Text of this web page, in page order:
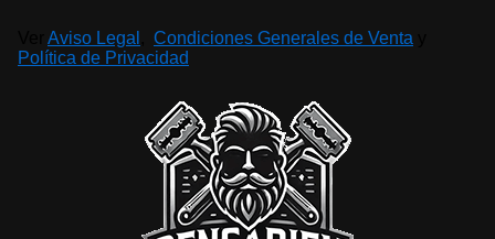
Aviso Legal Condiciones Generales de Venta
Política de Privacidad